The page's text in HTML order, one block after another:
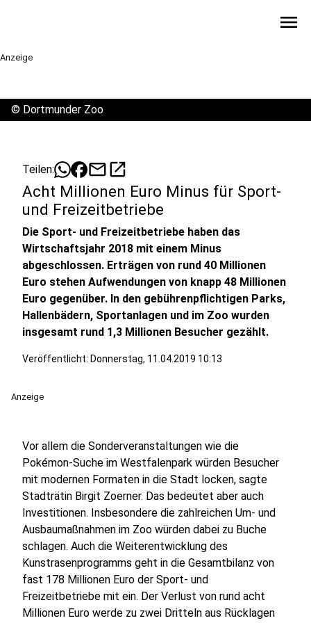
menu
Anzeige
© Dortmunder Zoo
Teilen: mailopen_in_new
Acht Millionen Euro Minus für Sport-
und Freizeitbetriebe
Die Sport- und Freizeitbetriebe haben das
Wirtschaftsjahr 2018 mit einem Minus
abgeschlossen. Erträgen von rund 40 Millionen
Euro stehen Aufwendungen von knapp 48 Millionen
Euro gegenüber. In den gebührenpflichtigen Parks,
Hallenbädern, Sportanlagen und im Zoo wurden
insgesamt rund 1,3 Millionen Besucher gezählt.
Veröffentlicht: Donnerstag, 11.04.2019 10:13
Anzeige
Vor allem die Sonderveranstaltungen wie die
Pokémon-Suche im Westfalenpark würden Besucher
mit modernen Formaten in die Stadt locken, sagte
Stadträtin Birgit Zoerner. Das bedeutet aber auch
Investitionen. Insbesondere die zahlreichen Um- und
Ausbaumaßnahmen im Zoo würden dabei zu Buche
schlagen. Auch die Weiterentwicklung des
Kunstrasenprogramms geht in die Gesamtbilanz von
fast 178 Millionen Euro der Sport- und
Freizeitbetriebe mit ein. Der Verlust von rund acht
Millionen Euro werde zu zwei Dritteln aus Rücklagen